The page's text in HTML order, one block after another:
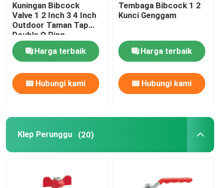
Klep Manifold
Katup Gas
Air Limbah Lantai
Selang fleksibel
Fittings pipa PEX
Kuningan Bibcock
Valve 1 2 Inch 3 4 Inch
Outdoor Taman Tap
Double O Ring
Harga terbaik
Hubungi kami
Tembaga Bibcock 1 2
Kunci Genggam
Harga terbaik
Hubungi kami
Klep Perunggu (20)